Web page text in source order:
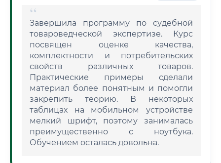
Завершила программу по судебной
товароведческой экспертизе. Курс
посвящен оценке качества,
комплектности и потребительских
свойств различных товаров.
Практические примеры сделали
материал более понятным и помогли
закрепить теорию. В некоторых
таблицах на мобильном устройстве
мелкий шрифт, поэтому занималась
преимущественно с ноутбука.
Обучением осталась довольна.